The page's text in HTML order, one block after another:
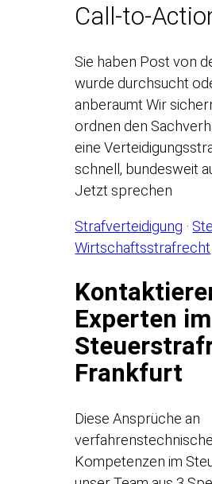
Call-to-
Sie haben Post von
wurde durchsucht
anberaumt Wir
ordnen den
eine
schnell, bundesweit
Jetzt sprechen
Strafverteidigung ·
Wirtschaftsstrafrecht
Experten im
Frankfurt
Diese Ansprüche an
Kompetenzen im